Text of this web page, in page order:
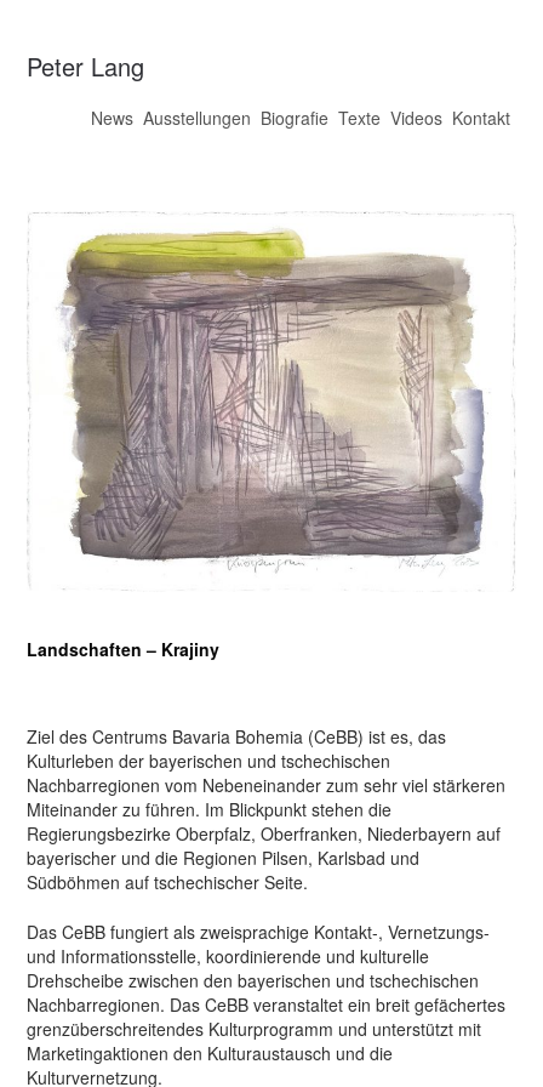
Peter Lang
News Ausstellungen Biografie Texte Videos Kontakt
Landschaften – Krajiny
Ziel des Centrums Bavaria Bohemia (CeBB) ist es, das
Kulturleben der bayerischen und tschechischen
Nachbarregionen vom Nebeneinander zum sehr viel stärkeren
Miteinander zu führen. Im Blickpunkt stehen die
Regierungsbezirke Oberpfalz, Oberfranken, Niederbayern auf
bayerischer und die Regionen Pilsen, Karlsbad und
Südböhmen auf tschechischer Seite.
Das CeBB fungiert als zweisprachige Kontakt-, Vernetzungs-
und Informationsstelle, koordinierende und kulturelle
Drehscheibe zwischen den bayerischen und tschechischen
Nachbarregionen. Das CeBB veranstaltet ein breit gefächertes
grenzüberschreitendes Kulturprogramm und unterstützt mit
Marketingaktionen den Kulturaustausch und die
Kulturvernetzung.